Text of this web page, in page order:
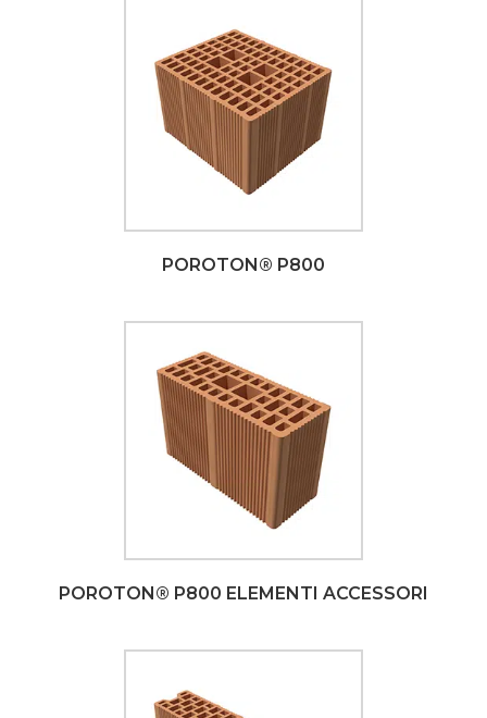
POROTON® P800
POROTON® P800 ELEMENTI ACCESSORI